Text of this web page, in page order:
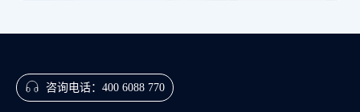
咨询电话： 400 6088 770